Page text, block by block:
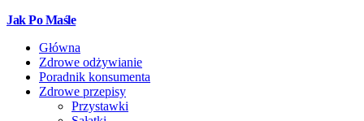
Jak Po Maśle
Główna
Zdrowe odżywianie
Poradnik konsumenta
Zdrowe przepisy
Przystawki